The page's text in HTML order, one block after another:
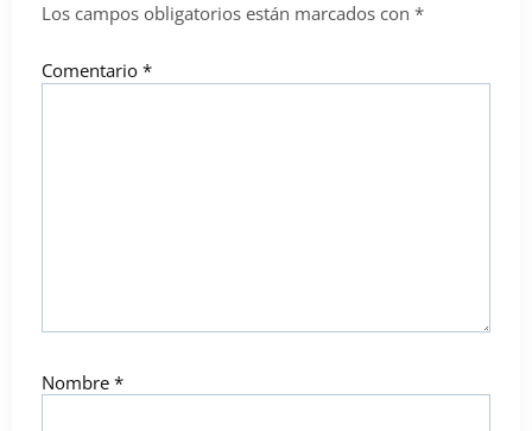
Los campos obligatorios están marcados con *
Comentario *
Nombre *